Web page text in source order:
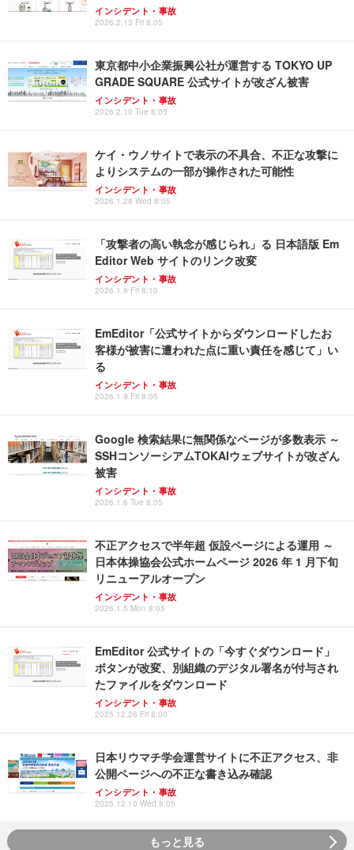
インシデント・事故
2026.2.13 Fri 8:05
東京都中小企業振興公社が運営する TOKYO UP
GRADE SQUARE 公式サイトが改ざん被害
インシデント・事故
2026.2.10 Tue 8:05
ケイ・ウノサイトで表示の不具合、不正な攻撃に
よりシステムの一部が操作された可能性
インシデント・事故
2026.1.28 Wed 8:05
「攻撃者の高い執念が感じられ」る 日本語版 Em
Editor Web サイトのリンク改変
インシデント・事故
2026.1.9 Fri 8:10
EmEditor「公式サイトからダウンロードしたお
客様が被害に遭われた点に重い責任を感じて」い
る
インシデント・事故
2026.1.9 Fri 8:05
Google 検索結果に無関係なページが多数表示 ～
SSHコンソーシアムTOKAIウェブサイトが改ざん
被害
インシデント・事故
2026.1.6 Tue 8:05
不正アクセスで半年超 仮設ページによる運用 ～
日本体操協会公式ホームページ 2026 年 1 月下旬
リニューアルオープン
インシデント・事故
2026.1.5 Mon 8:05
EmEditor 公式サイトの「今すぐダウンロード」
ボタンが改変、別組織のデジタル署名が付与され
たファイルをダウンロード
インシデント・事故
2025.12.26 Fri 8:00
日本リウマチ学会運営サイトに不正アクセス、非
公開ページへの不正な書き込み確認
インシデント・事故
2025.12.10 Wed 8:05
もっと見る